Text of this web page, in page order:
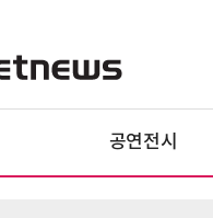
공연전시